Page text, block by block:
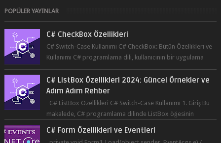
C# CheckBox Özellikleri
C# Switch-Case Kullanımı C# CheckBox: Bütün Özellikleri ve
Kullanımı C# programlama dili, kullanıcının bir uygulama
üzerinde seçim yapma...
C# ListBox Özellikleri 2024: Güncel Örnekler ve
Adım Adım Rehber
C# ListBox Özellikleri C# Switch-Case Kullanımı 1. Giriş Bu
makalede, C# programlama dilinde ListBox öğesinin
özelliklerine ve kullanımına...
C# Form Özellikleri ve Eventleri
private void Form1_Load(object sender, EventArgs e) {
this.Text = "Örnek Form"; // Form başlığı this.BackColor =
Co...